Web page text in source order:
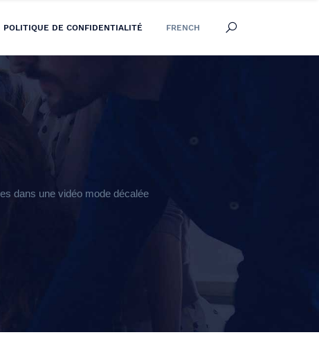
POLITIQUE DE CONFIDENTIALITÉ FRENCH
dans une vidéo mode décalée